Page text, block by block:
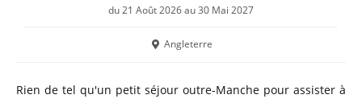
du 21 Août 2026 au 30 Mai 2027
Angleterre
Rien de tel qu'un petit séjour outre-Manche pour assister à